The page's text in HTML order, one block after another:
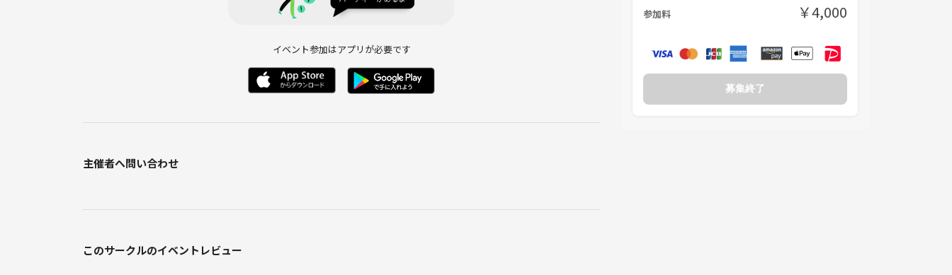
イベント参加はアプリが必要です
主催者へ問い合わせ
このサークルのイベントレビュー
参加料 ￥4,000
募集終了